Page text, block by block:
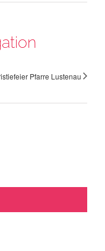
Pfarre Lustenau